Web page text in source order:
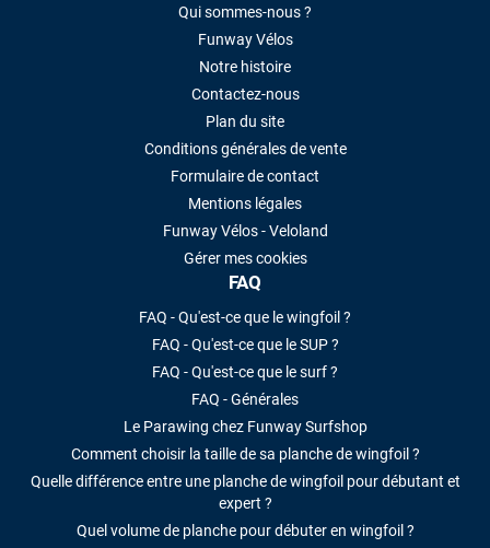
Qui sommes-nous ?
Funway Vélos
Notre histoire
Contactez-nous
Plan du site
Conditions générales de vente
Formulaire de contact
Mentions légales
Funway Vélos - Veloland
Gérer mes cookies
FAQ
FAQ - Qu'est-ce que le wingfoil ?
FAQ - Qu'est-ce que le SUP ?
FAQ - Qu'est-ce que le surf ?
FAQ - Générales
Le Parawing chez Funway Surfshop
Comment choisir la taille de sa planche de wingfoil ?
Quelle différence entre une planche de wingfoil pour débutant et
expert ?
Quel volume de planche pour débuter en wingfoil ?